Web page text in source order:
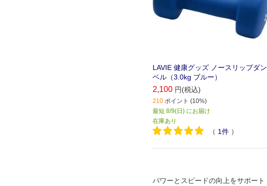
LAVIE 健康グッズ ノースリップダン
ベル（3.0kg ブルー）
2,100 円(税込)
210 ポイント (10%)
最短 8/9(日) にお届け
在庫あり
（ 1件 ）
パワーとスピードの向上をサポート